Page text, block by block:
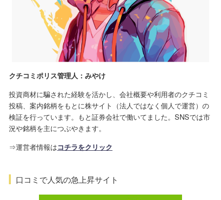
クチコミポリス管理人：みやけ
投資商材に騙された経験を活かし、会社概要や利用者のクチコミ
投稿、案内銘柄をもとに株サイト（法人ではなく個人で運営）の
検証を行っています。もと証券会社で働いてました。SNSでは市
況や銘柄を主につぶやきます。
⇒運営者情報はコチラをクリック
口コミで人気の急上昇サイト